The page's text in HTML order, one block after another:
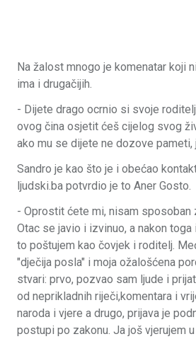
Na žalost mnogo je komenatar koji
ima i drugačijih.
- Dijete drago ocrnio si svoje
ovog čina osjetit ćeš cijelog svog
ako mu se dijete ne dozove pameti,
Sandro je kao što je i obećao
ljudski.ba potvrdio je to Aner Gosto.
- Oprostit ćete mi, nisam sposoban
Otac se javio i izvinuo, a nakon toga
to poštujem kao čovjek i roditelj.
"dječija posla" i moja ožalošćena
stvari: prvo, pozvao sam ljude i
od neprikladnih riječi,komentara i
naroda i vjere a drugo, prijava je
postupi po zakonu. Ja još vjerujem